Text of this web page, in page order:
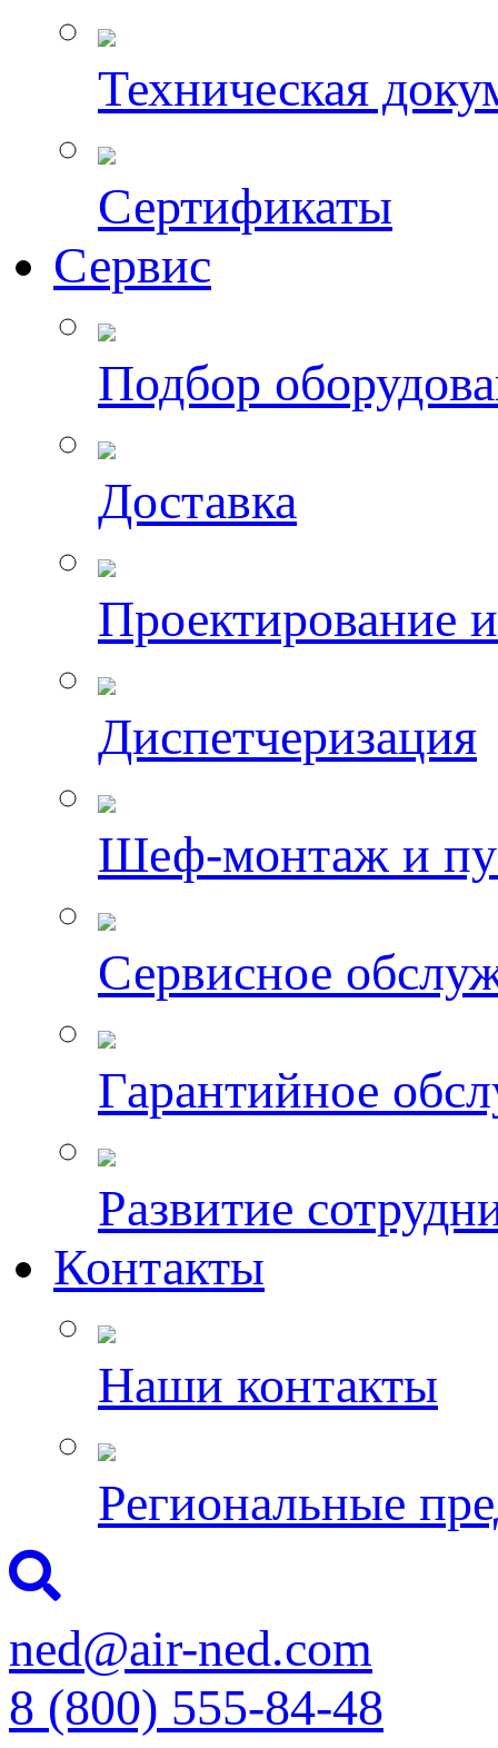
Техническая
Сертификаты
Сервис
Подбор
Доставка
Проектирование
Диспетчеризация
Шеф-монтаж и
Сервисное
Гарантийное
Развитие
Контакты
Наши контакты
Региональные
ned@air-ned.com
8 (800) 555-84-48